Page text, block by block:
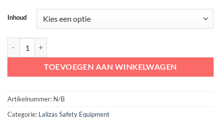
Inhoud
TOEVOEGEN AAN WINKELWAGEN
Artikelnummer: N/B
Categorie: Lalizas Safety Equipment